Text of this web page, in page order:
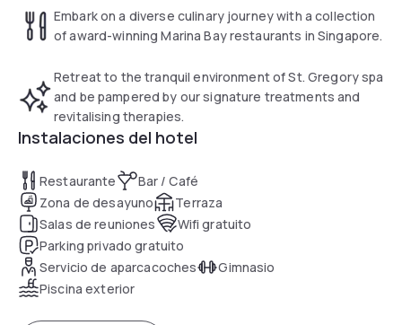
Embark on a diverse culinary journey with a collection
of award-winning Marina Bay restaurants in Singapore.
Retreat to the tranquil environment of St. Gregory spa
and be pampered by our signature treatments and
revitalising therapies.
Instalaciones del hotel
Restaurante
Bar / Café
Zona de desayuno
Terraza
Salas de reuniones
Wifi gratuito
Parking privado gratuito
Servicio de aparcacoches
Gimnasio
Piscina exterior